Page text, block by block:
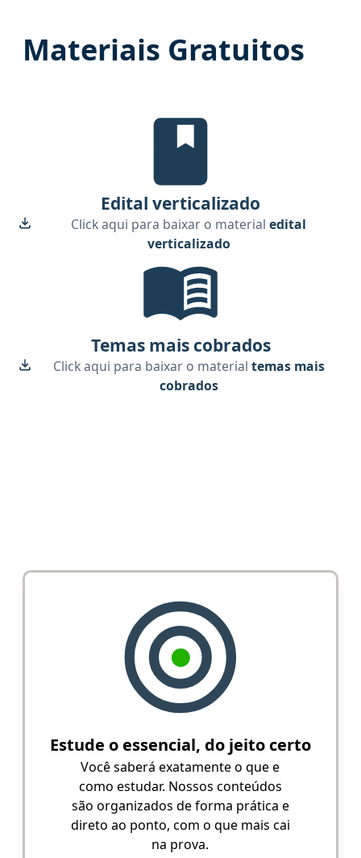
Materiais Gratuitos
Edital Verticalizado, material
Edital verticalizado
Click aqui para baixar o materialedital
verticalizado
Temas mais cobrados
Click aqui para baixar o material temas mais
cobrados
Estude o essencial, do jeito certo
Você saberá exatamente o que e
como estudar. Nossos conteúdos
são organizados de forma prática e
direto ao ponto, com o que mais cai
na prova.